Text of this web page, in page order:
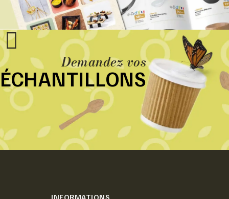
Demandez vos
ÉCHANTILLONS
INFORMATIONS